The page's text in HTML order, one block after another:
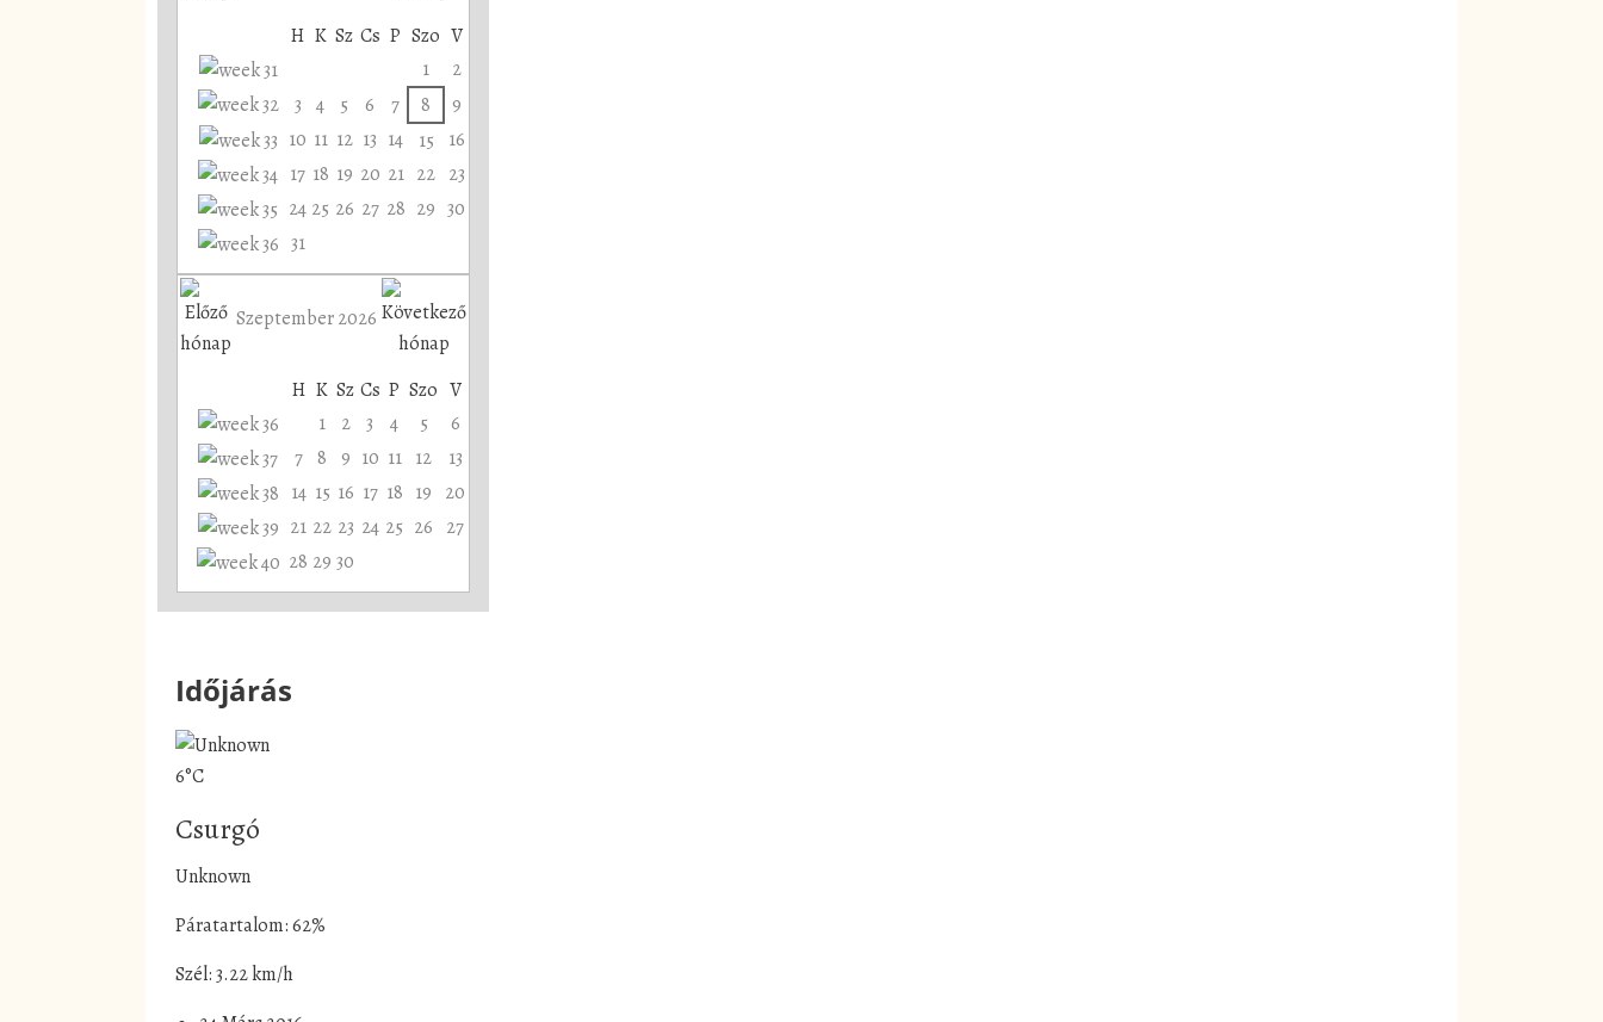
H K Sz Cs P Szo V
1
2
3 4 5 6 7 8
9
10 11 12 13 14 15
16
17 18 19 20 21 22 23
24 25 26 27 28 29 30
31
Szeptember 2026
H K Sz Cs P Szo V
1
2 3 4 5
6
7 8 9 10 11 12
13
14 15 16 17 18 19 20
21 22 23 24 25 26 27
28 29 30
Időjárás
6°C
Csurgó
Unknown
Páratartalom: 62%
Szél: 3.22 km/h